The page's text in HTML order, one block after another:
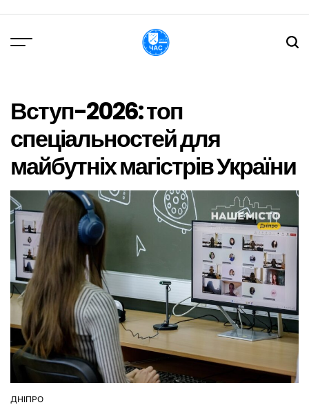
вмісту
Вступ-2026: топ
спеціальностей для
майбутніх магістрів України
ОПУБЛІКУВАТИ
ДНІПРО